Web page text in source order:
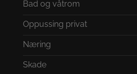
Bad og våtrom
Oppussing privat
Næring
Skade